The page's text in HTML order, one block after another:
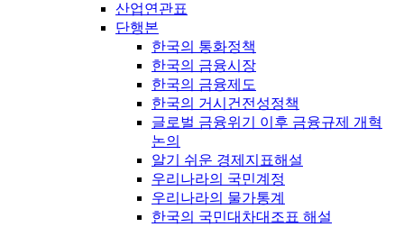
산업연관표
단행본
한국의 통화정책
한국의 금융시장
한국의 금융제도
한국의 거시건전성정책
글로벌 금융위기 이후 금융규제 개혁
논의
알기 쉬운 경제지표해설
우리나라의 국민계정
우리나라의 물가통계
한국의 국민대차대조표 해설